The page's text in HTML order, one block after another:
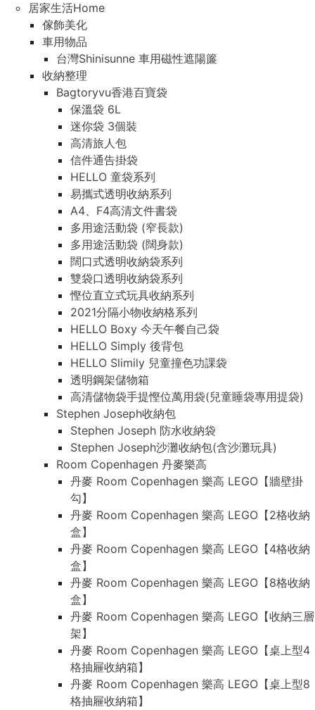
居家生活Home
傢飾美化
車用物品
台灣Shinisunne 車用磁性遮陽簾
收納整理
Bagtoryvu香港百寶袋
保溫袋 6L
迷你袋 3個裝
高清旅人包
信件通告掛袋
HELLO 童袋系列
易攜式透明收納系列
A4、F4高清文件書袋
多用途活動袋 (窄長款)
多用途活動袋 (闊身款)
闊口式透明收納袋系列
雙袋口透明收納袋系列
慳位直立式玩具收納系列
2021分隔小物收納格系列
HELLO Boxy 今天午餐自己袋
HELLO Simply 後背包
HELLO Slimily 兒童撞色功課袋
透明鋼架儲物箱
高清儲物袋手提慳位萬用袋(兒童睡袋專用提袋)
Stephen Joseph收納包
Stephen Joseph 防水收納袋
Stephen Joseph沙灘收納包(含沙灘玩具)
Room Copenhagen 丹麥樂高
丹麥 Room Copenhagen 樂高 LEGO【牆壁掛
勾】
丹麥 Room Copenhagen 樂高 LEGO【2格收納
盒】
丹麥 Room Copenhagen 樂高 LEGO【4格收納
盒】
丹麥 Room Copenhagen 樂高 LEGO【8格收納
盒】
丹麥 Room Copenhagen 樂高 LEGO【收納三層
架】
丹麥 Room Copenhagen 樂高 LEGO【桌上型4
格抽屜收納箱】
丹麥 Room Copenhagen 樂高 LEGO【桌上型8
格抽屜收納箱】